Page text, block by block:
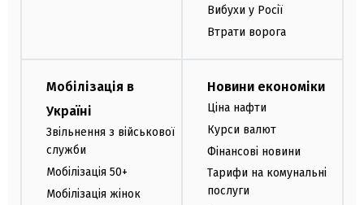
Вибухи у Росії
Втрати ворога
Мобілізація в
Україні
Звільнення з військової
служби
Мобілізація 50+
Мобілізація жінок
Новини економіки
Ціна нафти
Курси валют
Фінансові новини
Тарифи на комунальні
послуги